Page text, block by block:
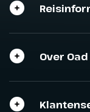
Over Oad